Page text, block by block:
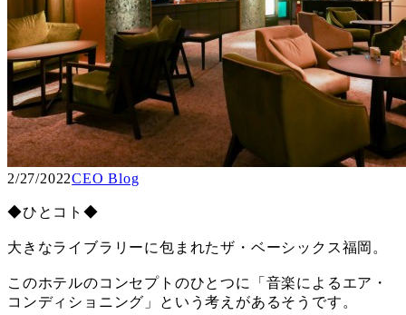
2/27/2022CEO Blog
◆ひとコト◆
大きなライブラリーに包まれたザ・ベーシックス福岡。
このホテルのコンセプトのひとつに「音楽によるエア・
コンディショニング」という考えがあるそうです。